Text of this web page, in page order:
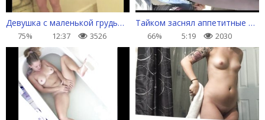
Девушка с маленькой грудью и большой попой принимает душ
75% 12:37 3526
Тайком заснял аппетитные попки в узких леггинсах
66% 5:19 2030